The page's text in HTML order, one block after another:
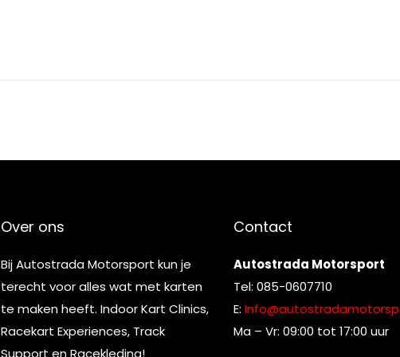
Over ons
Bij Autostrada Motorsport kun je
terecht voor alles wat met karten
te maken heeft. Indoor Kart Clinics,
Racekart Experiences, Track
Support en Racekleding!
Contact
Autostrada Motorsport
Tel: 085-0607710
E:
Ma – Vr: 09:00 tot 17:00 uur